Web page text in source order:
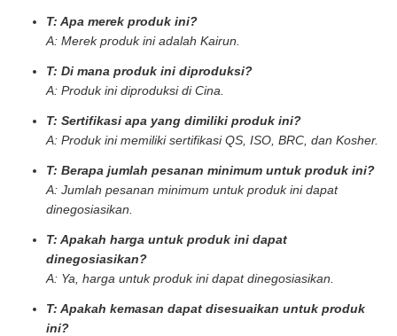
T: Apa merek produk ini?
A: Merek produk ini adalah Kairun.
T: Di mana produk ini diproduksi?
A: Produk ini diproduksi di Cina.
T: Sertifikasi apa yang dimiliki produk ini?
A: Produk ini memiliki sertifikasi QS, ISO, BRC, dan Kosher.
T: Berapa jumlah pesanan minimum untuk produk ini?
A: Jumlah pesanan minimum untuk produk ini dapat
dinegosiasikan.
T: Apakah harga untuk produk ini dapat
dinegosiasikan?
A: Ya, harga untuk produk ini dapat dinegosiasikan.
T: Apakah kemasan dapat disesuaikan untuk produk
ini?